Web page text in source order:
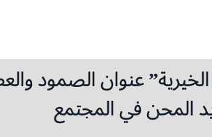
عنوان الصمود
المحن في المجتمع